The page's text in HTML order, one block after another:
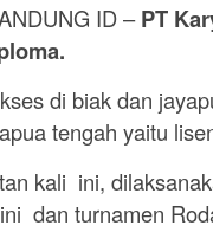
ID –PT
di biak dan
tengah yaitu
kali ini,
dan turnamen